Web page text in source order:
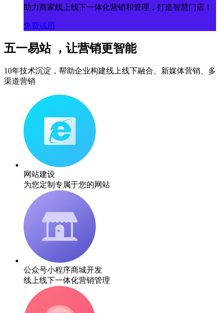
助力商家线上线下一体化营销和管理，打造智慧门店！
免费试用
五一易站 ，让营销更智能
10年技术沉淀，帮助企业构建线上线下融合、新媒体营销、多
渠道营销
网站建设
为您定制专属于您的网站
公众号小程序商城开发
线上线下一体化营销管理